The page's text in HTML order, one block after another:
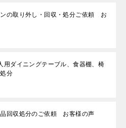
の取り外し・回収・処分ご依頼 お
用ダイニングテーブル、食器棚、椅
分
回収処分のご依頼 お客様の声